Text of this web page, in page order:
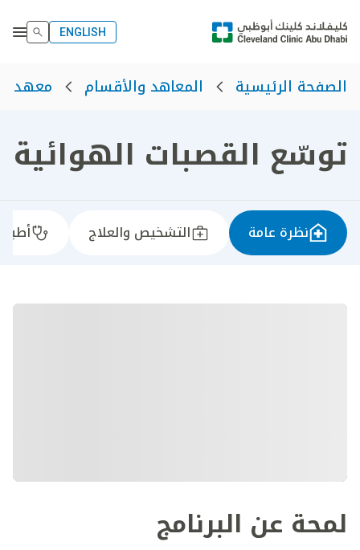
ENGLISH
الصفحة الرئيسية المعاهد والأقسام معهد
توسّع القصبات الهوائية
نظرة عامة التشخيص والعلاج
لمحة عن البرنامج